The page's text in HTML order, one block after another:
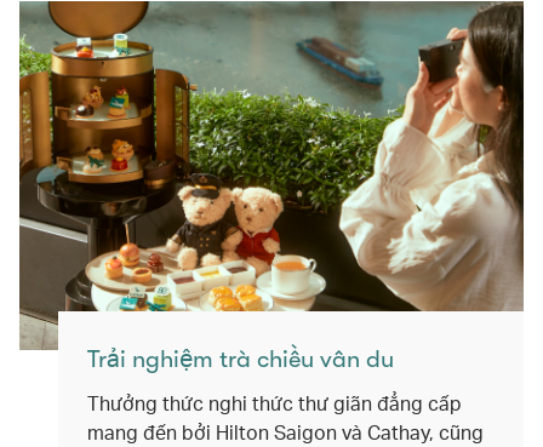
Trải nghiệm trà chiều vân du
Thưởng thức nghi thức thư giãn đẳng cấp
mang đến bởi Hilton Saigon và Cathay, cũng